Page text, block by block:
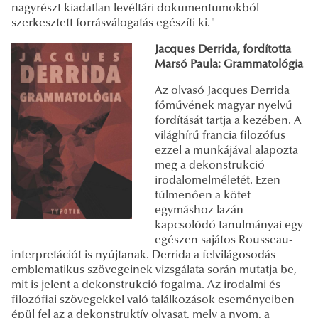
nagyrészt kiadatlan levéltári dokumentumokból
szerkesztett forrásválogatás egészíti ki."
Jacques Derrida, fordította
Marsó Paula: Grammatológia
Az olvasó Jacques Derrida
főművének magyar nyelvű
fordítását tartja a kezében. A
világhírű francia filozófus
ezzel a munkájával alapozta
meg a dekonstrukció
irodalomelméletét. Ezen
túlmenően a kötet
egymáshoz lazán
kapcsolódó tanulmányai egy
egészen sajátos Rousseau-
interpretációt is nyújtanak. Derrida a felvilágosodás
emblematikus szövegeinek vizsgálata során mutatja be,
mit is jelent a dekonstrukció fogalma. Az irodalmi és
filozófiai szövegekkel való találkozások eseményeiben
épül fel az a dekonstruktív olvasat, mely a nyom, a